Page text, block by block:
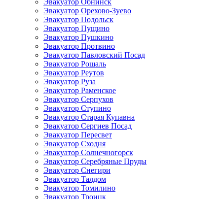
Эвакуатор Обнинск
Эвакуатор Орехово-Зуево
Эвакуатор Подольск
Эвакуатор Пущино
Эвакуатор Пушкино
Эвакуатор Протвино
Эвакуатор Павловский Посад
Эвакуатор Рошаль
Эвакуатор Реутов
Эвакуатор Руза
Эвакуатор Раменское
Эвакуатор Серпухов
Эвакуатор Ступино
Эвакуатор Старая Купавна
Эвакуатор Сергиев Посад
Эвакуатор Пересвет
Эвакуатор Сходня
Эвакуатор Солнечногорск
Эвакуатор Серебряные Пруды
Эвакуатор Снегири
Эвакуатор Талдом
Эвакуатор Томилино
Эвакуатор Троицк